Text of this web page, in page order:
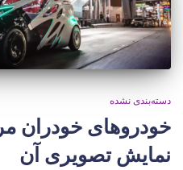
دسته‌بندی نشده
خودروهای خودران
نمایش تصویری آن